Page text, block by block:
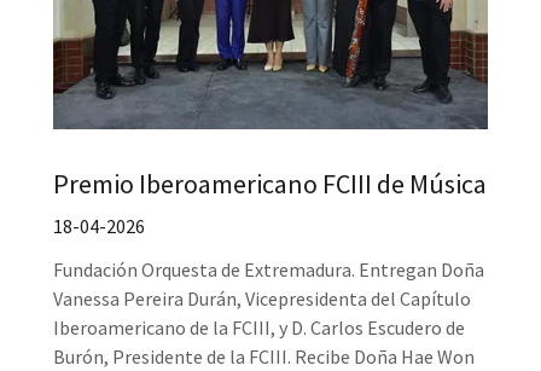
Premio Iberoamericano FCIII de Música
18-04-2026
Fundación Orquesta de Extremadura. Entregan Doña
Vanessa Pereira Durán, Vicepresidenta del Capítulo
Iberoamericano de la FCIII, y D. Carlos Escudero de
Burón, Presidente de la FCIII. Recibe Doña Hae Won